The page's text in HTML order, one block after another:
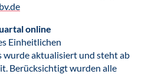
online
Einheitlichen
wurde aktualisiert und steht ab
Berücksichtigt wurden alle